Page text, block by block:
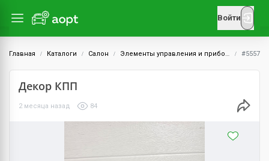
Войти
Главная Каталоги Салон Элементы управления и приборы #5557
Декор КПП
2 месяца назад 84